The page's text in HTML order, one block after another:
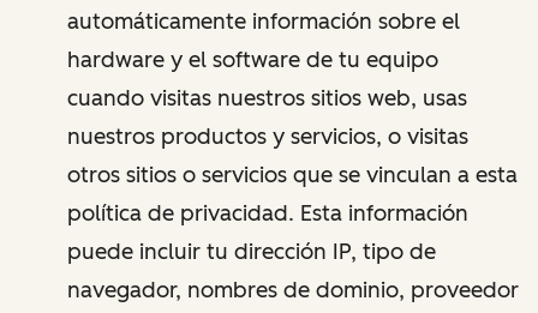
automáticamente información sobre el
hardware y el software de tu equipo
cuando visitas nuestros sitios web, usas
nuestros productos y servicios, o visitas
otros sitios o servicios que se vinculan a esta
política de privacidad. Esta información
puede incluir tu dirección IP, tipo de
navegador, nombres de dominio, proveedor